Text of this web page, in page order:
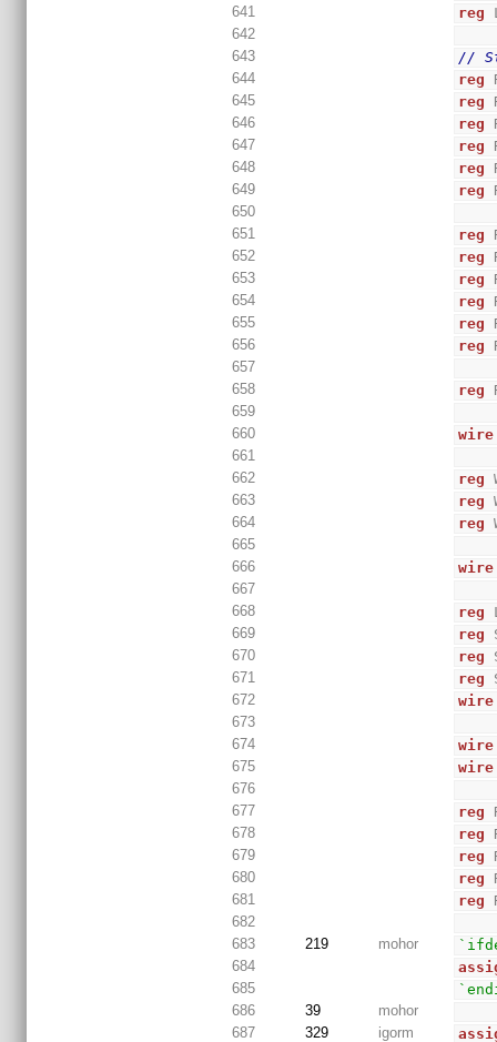
641
reg
642
643
//
644
reg
645
reg
646
reg
647
reg
648
reg
649
reg
650
651
reg
652
reg
653
reg
654
reg
655
reg
656
reg
657
658
reg
659
660
wire
661
662
reg
663
reg
664
reg
665
666
wire
667
668
reg
669
reg
670
reg
671
reg
672
wire
673
674
wire
675
wire
676
677
reg
678
reg
679
reg
680
reg
681
reg
682
683
219 mohor
684
685
686
39
mohor
687
329 igorm